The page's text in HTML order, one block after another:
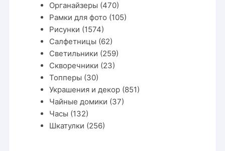
Органайзеры (470)
Рамки для фото (105)
Рисунки (1574)
Салфетницы (62)
Светильники (259)
Скворечники (23)
Топперы (30)
Украшения и декор (851)
Чайные домики (37)
Часы (132)
Шкатулки (256)